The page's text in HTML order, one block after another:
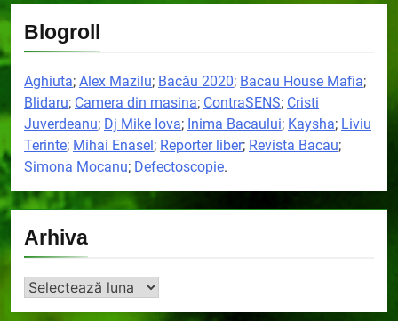
Blogroll
Aghiuta; Alex Mazilu; Bacău 2020; Bacau House Mafia;
Blidaru; Camera din masina; ContraSENS; Cristi
Juverdeanu; Dj Mike Iova; Inima Bacaului; Kaysha; Liviu
Terinte; Mihai Enasel; Reporter liber; Revista Bacau;
Simona Mocanu; Defectoscopie.
Arhiva
Arhiva